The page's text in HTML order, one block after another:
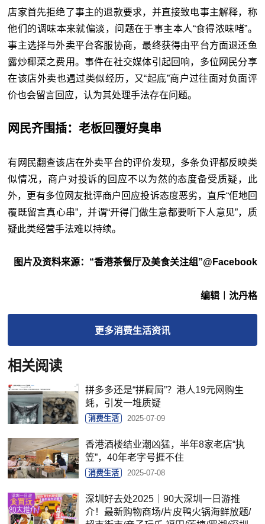
店家首先拒绝了事主的退款要求，并直接致电事主解释，称
他们的调味本来就偏淡，问题在于事主本人“食得浓味啫”。
事主选择与外卖平台客服协商，最终获得由平台方面退还鱼
露炒椰菜之费用。事件在社交媒体引起回响，多位网民分享
在该店外卖也遇过类似经历，又“起底”商户过往面对负面评
价也会留言回应，认为其处理手法存在问题。
网民齐围插：老板回覆好臭串
有网民翻查该店在外卖平台的评价发现，多条负评都反映类
似情况，商户对投诉的回应不以为然的态度备受质疑，此
外，更有多位网友批评商户回应投诉态度恶劣，直斥“佢地回
覆既留言真心串”，并谓“开得门做生意都要听下人意见”，质
疑此类经营手法难以持续。
图片及资料来源：“香港茶餐厅及美食关注组”@Facebook
编辑︱沈丹格
更多消费生活资讯
相关阅读
拼多多还是“拼屙屙”？港人19元网购生
蚝，引发一堆质疑
消费生活 2025-07-09
香港酒楼结业潮凶猛，半年8家老店“执
笠”，40年老字号捱不住
消费生活 2025-07-08
深圳好去处2025｜90大深圳一日游推
介！最新购物商场/片皮鸭火锅海鲜放题/